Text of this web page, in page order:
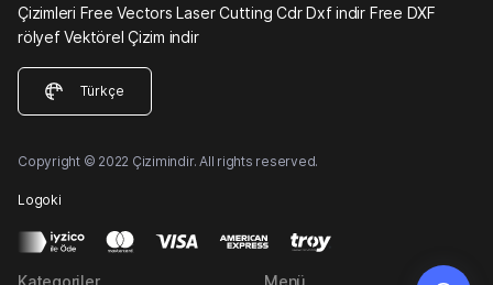
Çizimleri Free Vectors Laser Cutting Cdr Dxf indir Free DXF
rölyef Vektörel Çizim indir
Türkçe
Copyright © 2022 Çizimindir. All rights reserved.
Logoki
Kategoriler Menü